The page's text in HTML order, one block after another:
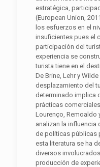
estratégica,
(European Union,
los esfuerzos en el
insuficientes pues el
participación del
experiencia se
turista tiene en el
De Brine, Lehr y
desplazamiento del
determinado implica
prácticas
Lourenço, Remoaldo
analizan la influencia
de políticas públicas
esta literatura se ha
diversos
producción de